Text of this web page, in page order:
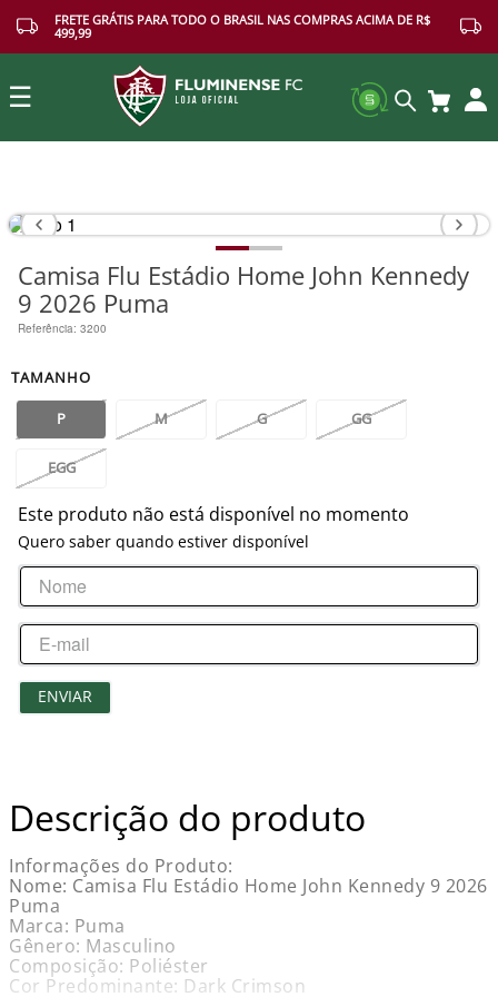
FRETE GRÁTIS PARA TODO O BRASIL NAS COMPRAS ACIMA DE R$
499,99
☰
Camisa Flu Estádio Home John Kennedy
9 2026 Puma
Referência: 3200
TAMANHO
P M G GG
EGG
Este produto não está disponível no momento
Quero saber quando estiver disponível
ENVIAR
Descrição do produto
Informações do Produto:
Nome: Camisa Flu Estádio Home John Kennedy 9 2026
Puma
Marca: Puma
Gênero: Masculino
Composição: Poliéster
Cor Predominante: Dark Crimson